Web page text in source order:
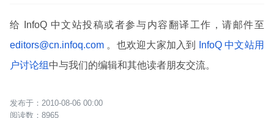
给 InfoQ 中文站投稿或者参与内容翻译工作，请邮件至
editors@cn.infoq.com 。也欢迎大家加入到
InfoQ 中文站用
户讨论组 中与我们的编辑和其他读者朋友交流。
2010-08-06 00:00
8965